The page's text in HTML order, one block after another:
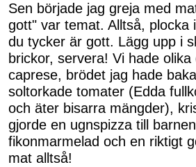
Sen började jag greja med
gott" var temat. Alltså, plocka
du tycker är gott. Lägg upp i
brickor, servera! Vi hade
caprese, brödet jag hade
soltorkade tomater (Edda
och äter bisarra mängder),
gjorde en ugnspizza till
fikonmarmelad och en riktigt
mat alltså!